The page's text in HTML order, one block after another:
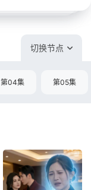
切换节点
第04集 第05集